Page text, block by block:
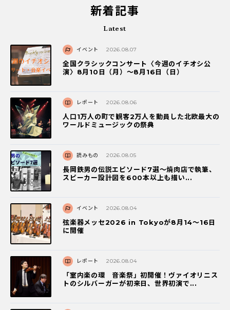
新着記事
Latest
イベント 2026.08.07
全国クラシックコンサート〈今週のイチオシ公
演〉8月10日（月）～8月16日（日）
レポート 2026.08.06
人口1万人の町で観客2万人を動員した北欧最大の
ワールドミュージックの祭典
読みもの 2026.08.05
長岡鉄男の伝説エピソード7選〜焼肉店で執筆、
スピーカー設計図を600本以上も描い...
イベント 2026.08.04
弦楽器メッセ2026 in Tokyoが8月14～16日
に開催
レポート 2026.08.04
「室内楽の環 音楽祭」初開催！ヴァイオリニス
トのシルバーガーが初来日、世界初演で...